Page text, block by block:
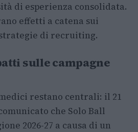
di esperienza consolidata.
effetti a catena sui
di recruiting.
sulle campagne
restano centrali: il 21
che Solo Ball
2026-27 a causa di un